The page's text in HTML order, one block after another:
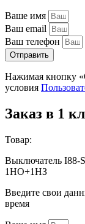
Ваше имя
Ваш email
Ваш телефон
Отправить
Нажимая кнопку
условия
Заказ в 1
Товар:
Выключатель I88-
1НО+1НЗ
Введите свои
время